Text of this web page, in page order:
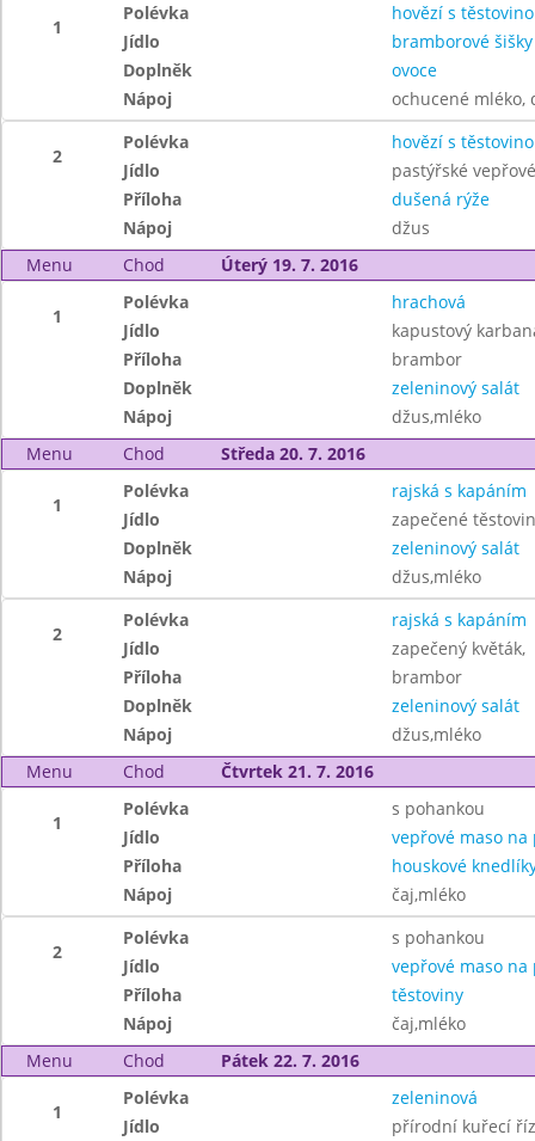
1
Polévka
hovězí s
Jídlo
bramborové
Doplněk
ovoce
Nápoj
ochucené mléko,
2
Polévka
hovězí s
Jídlo
pastýřské
Příloha
dušená rýže
Nápoj
džus
Menu
Chod Úterý 19. 7. 2016
1
Polévka
hrachová
Jídlo
kapustový
Příloha
brambor
Doplněk
zeleninový salát
Nápoj
džus,mléko
Menu
Chod Středa 20. 7. 2016
1
Polévka
rajská s kapáním
Jídlo
zapečené
Doplněk
zeleninový salát
Nápoj
džus,mléko
2
Polévka
rajská s kapáním
Jídlo
zapečený květák,
Příloha
brambor
Doplněk
zeleninový salát
Nápoj
džus,mléko
Menu
Chod Čtvrtek 21. 7. 2016
1
Polévka
s pohankou
Jídlo
vepřové maso na
Příloha
houskové
Nápoj
čaj,mléko
2
Polévka
s pohankou
Jídlo
vepřové maso na
Příloha
těstoviny
Nápoj
čaj,mléko
Menu
Chod Pátek 22. 7. 2016
1
Polévka
zeleninová
Jídlo
přírodní kuřecí